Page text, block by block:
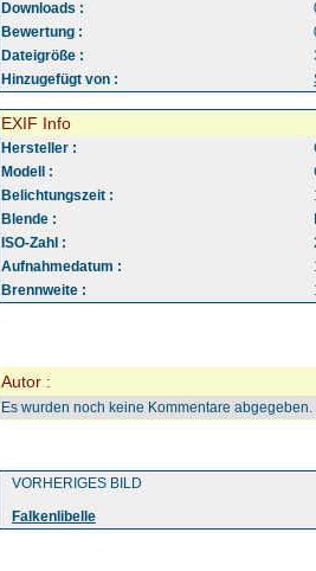
Downloads :
Bewertung :
Dateigröße :
Hinzugefügt von :
EXIF Info
Hersteller :
Modell :
Belichtungszeit :
Blende :
ISO-Zahl :
Aufnahmedatum :
Brennweite :
Autor :
Es wurden noch keine Kommentare abgegeben.
VORHERIGES BILD
Falkenlibelle